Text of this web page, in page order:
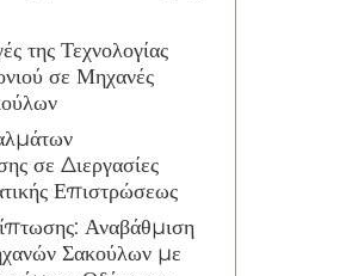
της Τεχνολογίας
σε Μηχανές
σε Διεργασίες
Επιστρώσεως
Αναβάθμιση
Σακούλων με